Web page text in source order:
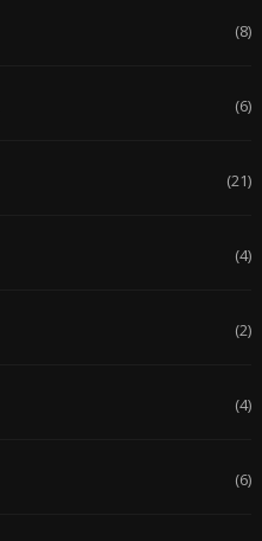
(8)
(6)
(21)
(4)
(2)
(4)
(6)